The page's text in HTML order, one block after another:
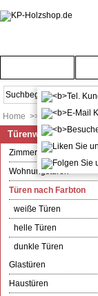
Home >> Türenwelt >>
Türenwelt
Zimmertüren
Wohnungstüren
Türen nach Farbton
weiße Türen
helle Türen
dunkle Türen
Glastüren
Haustüren